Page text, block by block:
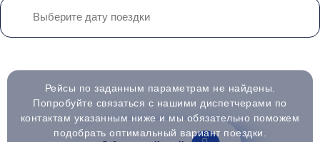
стажем от 10 лет
перевозки
скидки
Рейсы по заданным параметрам не найдены.
Попробуйте связаться с нашими диспетчерами по
контактам указанным ниже и мы обязательно поможем
подобрать оптимальный вариант поездки.